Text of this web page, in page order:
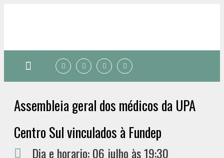
Assembleia geral dos médicos da UPA
Centro Sul vinculados à Fundep
Dia e horario: 06 julho às 19:30